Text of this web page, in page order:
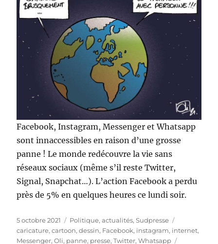
Facebook, Instagram, Messenger et Whatsapp
sont innaccessibles en raison d’une grosse
panne ! Le monde redécouvre la vie sans
réseaux sociaux (même s’il reste Twitter,
Signal, Snapchat…). L’action Facebook a perdu
près de 5% en quelques heures ce lundi soir.
Publié
le
5 octobre 2021 Catégories
Politique, actualités,Sudpresse
caricature,cartoon,dessin, Facebook, instagram, internet,
Messenger,Oli, panne, presse,Twitter,Whatsapp